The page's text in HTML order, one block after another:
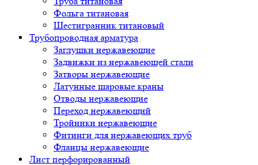
Фольга титановая
Шестигранник титановый
Трубопроводная арматура
Заглушки нержавеющие
Задвижки из нержавеющей стали
Затворы нержавеющие
Латунные шаровые краны
Отводы нержавеющие
Переход нержавеющий
Тройники нержавеющие
Фитинги для нержавеющих труб
Фланцы нержавеющие
Лист перфорированный